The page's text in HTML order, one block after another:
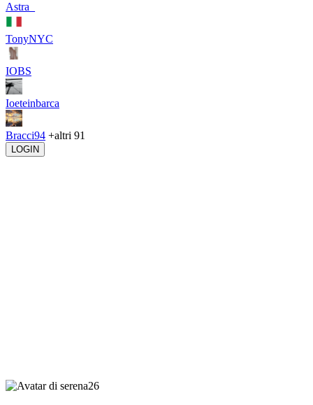
Astra_
TonyNYC
IOBS
Ioeteinbarca
Bracci94 +altri 91
LOGIN